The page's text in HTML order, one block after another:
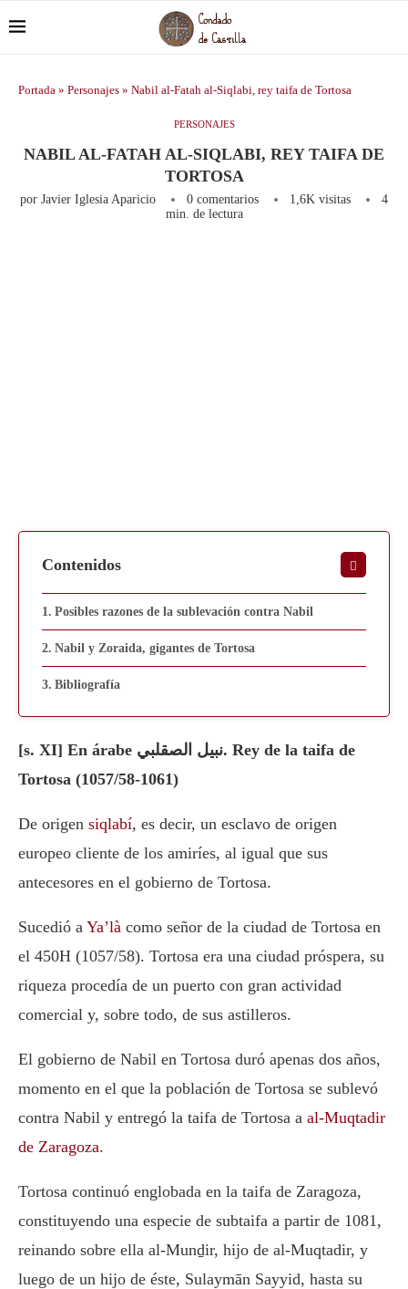
Portada » Personajes » Nabil al-Fatah al-Siqlabi, rey taifa de Tortosa
PERSONAJES
NABIL AL-FATAH AL-SIQLABI, REY TAIFA DE
TORTOSA
por Javier Iglesia Aparicio 0 comentarios 1,6K visitas
4
min. de lectura
Contenidos
Posibles razones de la sublevación contra Nabil
Nabil y Zoraida, gigantes de Tortosa
Bibliografía
[s. XI] En árabe نبيل الصقلبي. Rey de la taifa de
Tortosa (1057/58-1061)
De origen siqlabí, es decir, un esclavo de origen
europeo cliente de los amiríes, al igual que sus
antecesores en el gobierno de Tortosa.
Sucedió a Ya’là como señor de la ciudad de Tortosa en
el 450H (1057/58). Tortosa era una ciudad próspera, su
riqueza procedía de un puerto con gran actividad
comercial y, sobre todo, de sus astilleros.
El gobierno de Nabil en Tortosa duró apenas dos años,
momento en el que la población de Tortosa se sublevó
contra Nabil y entregó la taifa de Tortosa a al-Muqtadir
de Zaragoza.
Tortosa continuó englobada en la taifa de Zaragoza,
constituyendo una especie de subtaifa a partir de 1081,
reinando sobre ella al-Munḏir, hijo de al-Muqtadir, y
luego de un hijo de éste, Sulaymān Sayyid, hasta su